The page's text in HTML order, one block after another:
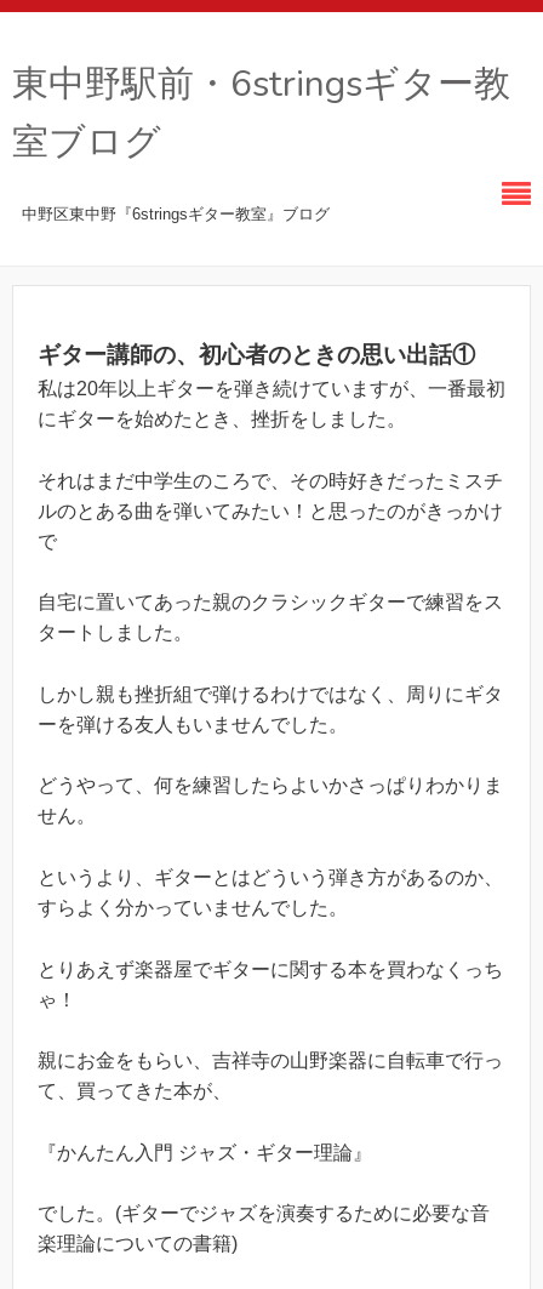
東中野駅前・6stringsギター教
室ブログ
中野区東中野『6stringsギター教室』ブログ
ギター講師の、初心者のときの思い出話①
私は20年以上ギターを弾き続けていますが、一番最初
にギターを始めたとき、挫折をしました。
それはまだ中学生のころで、その時好きだったミスチ
ルのとある曲を弾いてみたい！と思ったのがきっかけ
で
自宅に置いてあった親のクラシックギターで練習をス
タートしました。
しかし親も挫折組で弾けるわけではなく、周りにギタ
ーを弾ける友人もいませんでした。
どうやって、何を練習したらよいかさっぱりわかりま
せん。
というより、ギターとはどういう弾き方があるのか、
すらよく分かっていませんでした。
とりあえず楽器屋でギターに関する本を買わなくっち
ゃ！
親にお金をもらい、吉祥寺の山野楽器に自転車で行っ
て、買ってきた本が、
『かんたん入門 ジャズ・ギター理論』
でした。(ギターでジャズを演奏するために必要な音
楽理論についての書籍)